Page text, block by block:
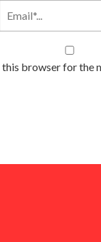
this browser for the